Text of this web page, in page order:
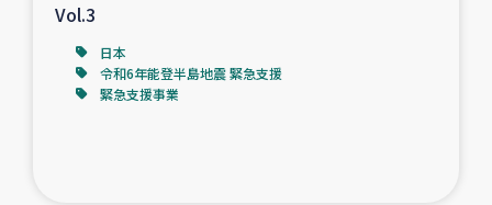
Vol.3
日本
令和6年能登半島地震 緊急支援
緊急支援事業